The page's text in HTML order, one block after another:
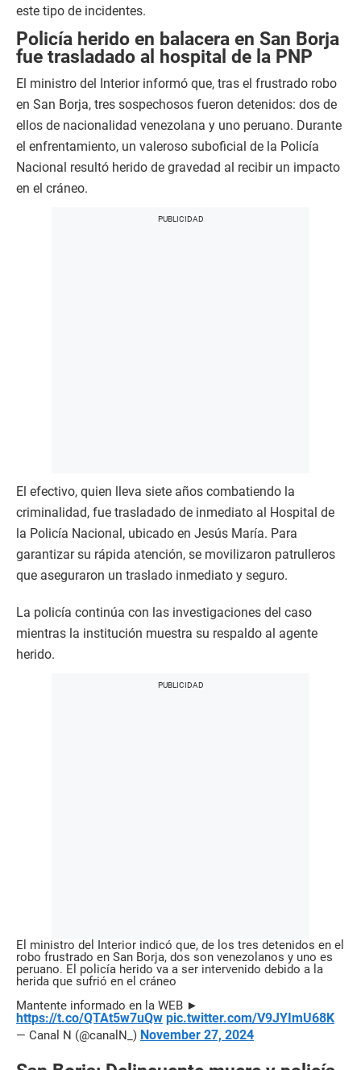
este tipo de incidentes.
Policía herido en balacera en San Borja
fue trasladado al hospital de la PNP
El ministro del Interior informó que, tras el frustrado robo
en San Borja, tres sospechosos fueron detenidos: dos de
ellos de nacionalidad venezolana y uno peruano. Durante
el enfrentamiento, un valeroso suboficial de la Policía
Nacional resultó herido de gravedad al recibir un impacto
en el cráneo.
El efectivo, quien lleva siete años combatiendo la
criminalidad, fue trasladado de inmediato al Hospital de
la Policía Nacional, ubicado en Jesús María. Para
garantizar su rápida atención, se movilizaron patrulleros
que aseguraron un traslado inmediato y seguro.
La policía continúa con las investigaciones del caso
mientras la institución muestra su respaldo al agente
herido.
El ministro del Interior indicó que, de los tres detenidos en el
robo frustrado en San Borja, dos son venezolanos y uno es
peruano. El policía herido va a ser intervenido debido a la
herida que sufrió en el cráneo
Mantente informado en la WEB ►
https://t.co/QTAt5w7uQw pic.twitter.com/V9JYImU68K
— Canal N (@canalN_) November 27, 2024